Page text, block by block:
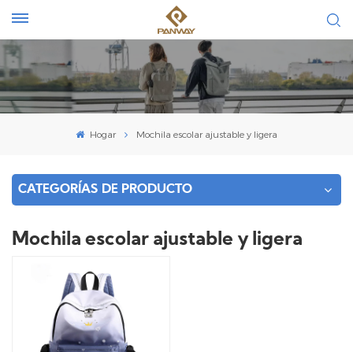
Hogar Mochila escolar ajustable y ligera
CATEGORÍAS DE PRODUCTO
Mochila escolar ajustable y ligera